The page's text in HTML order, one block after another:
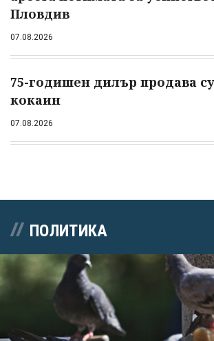
Пловдив
07.08.2026
75-годишен дилър продава
кокаин
07.08.2026
ПОЛИТИКА